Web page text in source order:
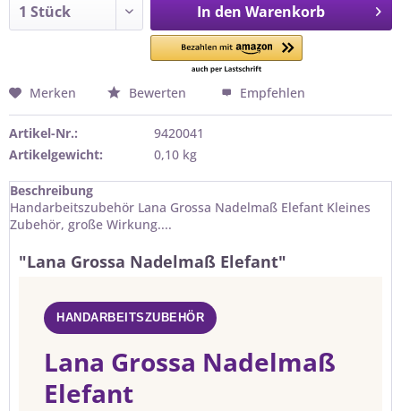
In den Warenkorb
Merken Bewerten Empfehlen
Artikel-Nr.:
9420041
Artikelgewicht:
0,10 kg
Beschreibung
Handarbeitszubehör Lana Grossa Nadelmaß Elefant Kleines
Zubehör, große Wirkung....
"Lana Grossa Nadelmaß Elefant"
HANDARBEITSZUBEHÖR
Lana Grossa Nadelmaß
Elefant